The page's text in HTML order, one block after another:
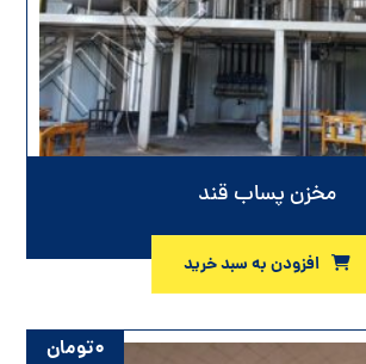
مخزن پساب قند
افزودن به سبد خرید
۰تومان